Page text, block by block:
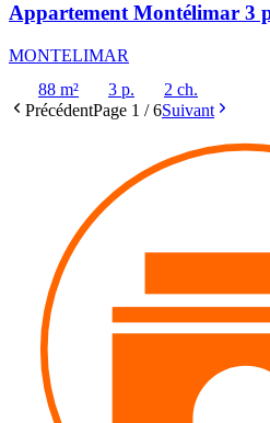
Appartement Montélimar 3
MONTELIMAR
88 m²
3 p.
2 ch.
PrécédentPage 1 /6Suivant